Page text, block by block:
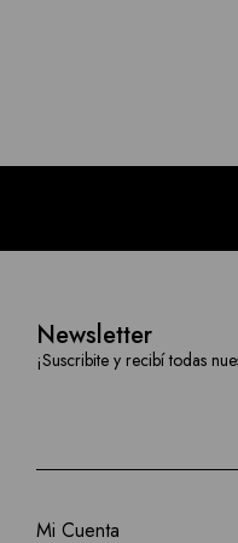
Newsletter
¡Suscribite y recibí todas
Mi Cuenta